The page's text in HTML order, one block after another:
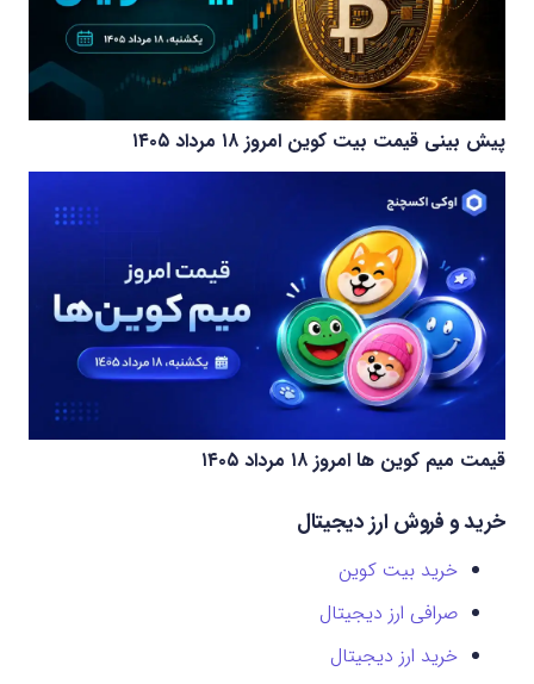
پیش بینی قیمت بیت کوین امروز ۱۸ مرداد ۱۴۰۵
قیمت میم کوین‌ ها امروز ۱۸ مرداد ۱۴۰۵
خرید و فروش ارز دیجیتال
خرید بیت کوین
صرافی ارز دیجیتال
خرید ارز دیجیتال